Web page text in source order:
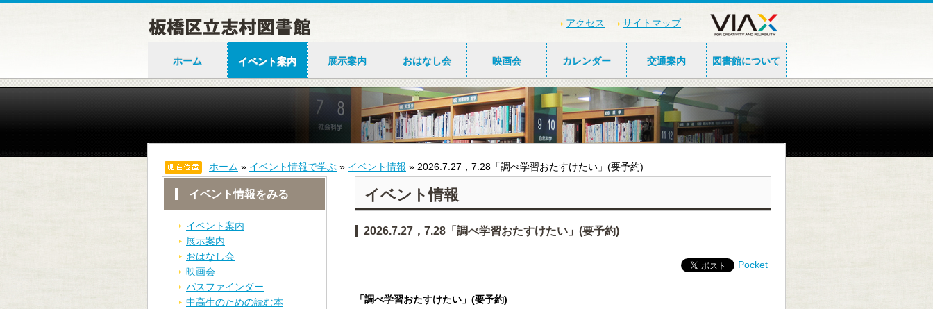
アクセス サイトマップ
ホーム イベント案内 展示案内 おはなし会 映画会 カレンダー 交通案内 図書館について
ホーム » イベント情報で学ぶ » イベント情報 » 2026.7.27，7.28「調べ学習おたすけたい」(要予約)
イベント情報をみる
イベント案内
展示案内
おはなし会
映画会
パスファインダー
中高生のための読む本
イベント情報
2026.7.27，7.28「調べ学習おたすけたい」(要予約)
Pocket
「調べ学習おたすけたい」(要予約)